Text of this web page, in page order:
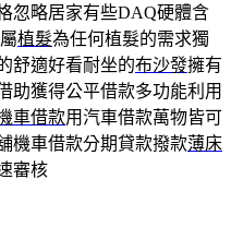
忽略居家有些DAQ硬體含
植髮為任何植髮的需求獨
舒適好看耐坐的布沙發擁有
助獲得公平借款多功能利用
車借款用汽車借款萬物皆可
機車借款分期貸款撥款薄床
審核